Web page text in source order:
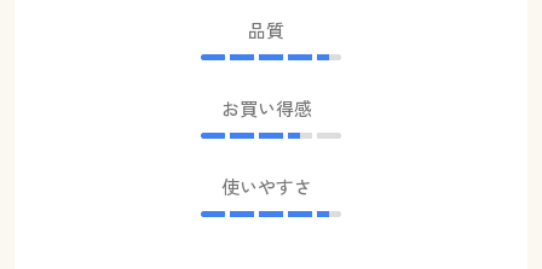
品質
お買い得感
使いやすさ